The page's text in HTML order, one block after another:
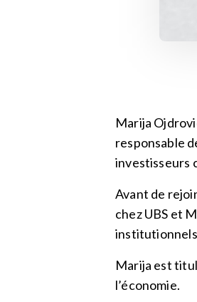
Marija
responsable
investisseurs
Avant de
chez UBS et
institutionnels
Marija est
l’économie.